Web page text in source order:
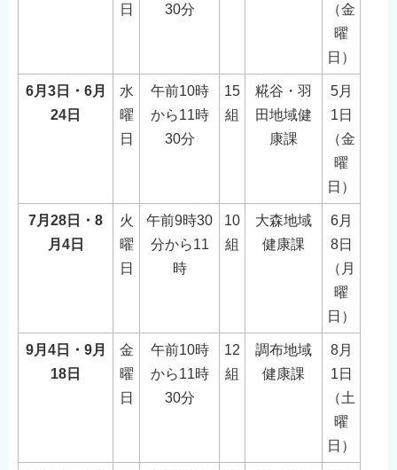
日
30分
（金
曜
日）
6月3日・6月
24日
水
曜
日
午前10時
から11時
30分
15
組
糀谷・羽
田地域健
康課
5月
1日
（金
曜
日）
7月28日・8
月4日
火
曜
日
午前9時30
分から11
時
10
組
大森地域
健康課
6月
8日
（月
曜
日）
9月4日・9月
18日
金
曜
日
午前10時
から11時
30分
12
組
調布地域
健康課
8月
1日
（土
曜
日）